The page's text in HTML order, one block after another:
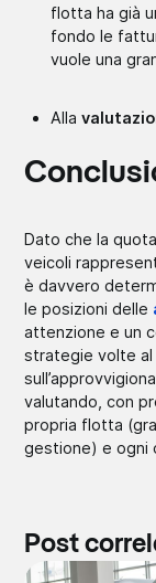
flotta ha già
fondo le
vuole una
Alla
Dato che la
veicoli
è davvero
le posizioni delle
attenzione e un
strategie volte al
valutando, con
propria flotta
gestione) e ogni
Post